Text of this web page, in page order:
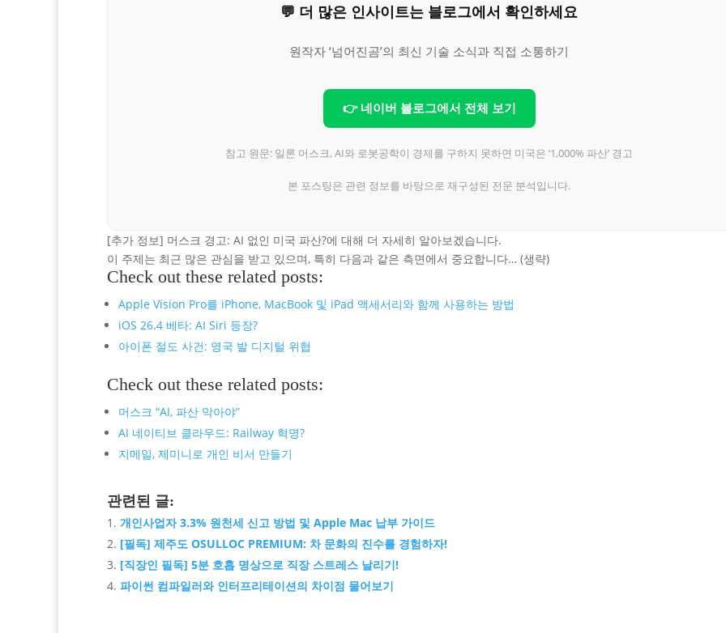
💬 더 많은 인사이트는 블로그에서 확인하세요
원작자 ‘넘어진곰’의 최신 기술 소식과 직접 소통하기
👉 네이버 블로그에서 전체 보기
참고 원문: 일론 머스크, AI와 로봇공학이 경제를 구하지 못하면 미국은 ‘1,000% 파산’ 경고
본 포스팅은 관련 정보를 바탕으로 재구성된 전문 분석입니다.
[추가 정보] 머스크 경고: AI 없인 미국 파산?에 대해 더 자세히 알아보겠습니다.
이 주제는 최근 많은 관심을 받고 있으며, 특히 다음과 같은 측면에서 중요합니다… (생략)
Check out these related posts:
Apple Vision Pro를 iPhone, MacBook 및 iPad 액세서리와 함께 사용하는 방법
iOS 26.4 베타: AI Siri 등장?
아이폰 절도 사건: 영국 발 디지털 위협
Check out these related posts:
머스크 “AI, 파산 막아야”
AI 네이티브 클라우드: Railway 혁명?
지메일, 제미니로 개인 비서 만들기
관련된 글:
개인사업자 3.3% 원천세 신고 방법 및 Apple Mac 납부 가이드
[필독] 제주도 OSULLOC PREMIUM: 차 문화의 진수를 경험하자!
[직장인 필독] 5분 호흡 명상으로 직장 스트레스 날리기!
파이썬 컴파일러와 인터프리테이션의 차이점 물어보기